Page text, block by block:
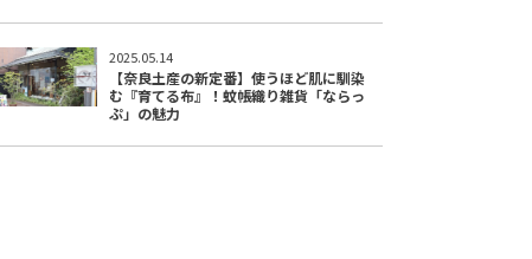
2025.05.14
【奈良土産の新定番】使うほど肌に馴染
む『育てる布』！蚊帳織り雑貨「ならっ
ぷ」の魅力